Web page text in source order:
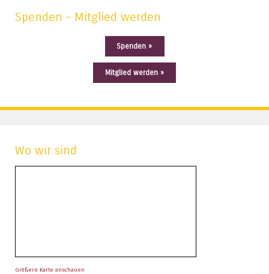
Spenden – Mitglied werden
Spenden »
Mitglied werden »
Wo wir sind
Größere Karte anschauen